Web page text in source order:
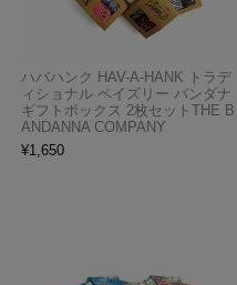
ハバハンク HAV-A-HANK トラデ
ィショナル ペイズリー バンダナ
ギフトボックス 2枚セットTHE B
ANDANNA COMPANY
¥1,650